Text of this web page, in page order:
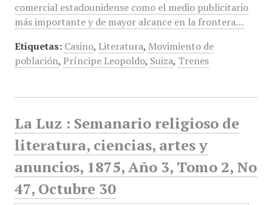
comercial estadounidense como el medio publicitario
más importante y de mayor alcance en la frontera…
Etiquetas: Casino, Literatura, Movimiento de
población, Príncipe Leopoldo, Suiza, Trenes
La Luz : Semanario religioso de
literatura, ciencias, artes y
anuncios, 1875, Año 3, Tomo 2, No
47, Octubre 30